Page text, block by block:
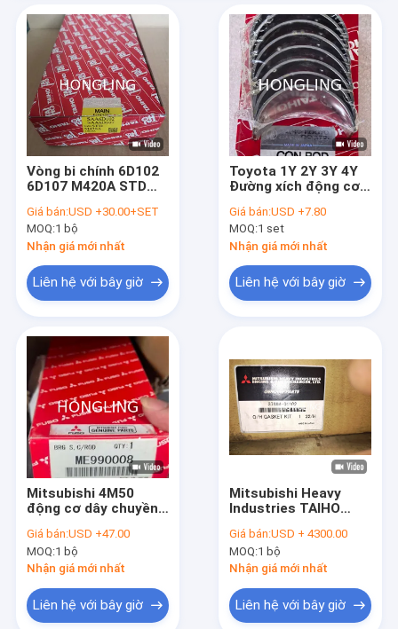
Vòng bi chính 6D102
6D107 M420A STD
đào KOMATSU
Giá bán:USD +30.00+SET
MOQ:1 bộ
Nhận giá mới nhất
Liên hệ với bây giờ
Toyota 1Y 2Y 3Y 4Y
Đường xích động cơ
71021 13041-71020
M041A
Giá bán:USD +7.80
MOQ:1 set
Nhận giá mới nhất
Liên hệ với bây giờ
Mitsubishi 4M50
động cơ dây chuyền
ME990008 ME990007
nhiệt điều chỉnh
ME303201
Giá bán:USD +47.00
MOQ:1 bộ
Nhận giá mới nhất
Liên hệ với bây giờ
Mitsubishi Heavy
Industries TAIHO
S12R Gói sửa chữa
lớn 37894-01102
nguyên bản
Giá bán:USD + 4300.00
MOQ:1 bộ
Nhận giá mới nhất
Liên hệ với bây giờ